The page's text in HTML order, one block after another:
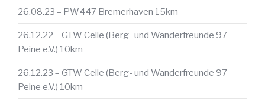
26.08.23 – PW447 Bremerhaven 15km
26.12.22 – GTW Celle (Berg- und Wanderfreunde 97
Peine e.V.) 10km
26.12.23 – GTW Celle (Berg- und Wanderfreunde 97
Peine e.V.) 10km